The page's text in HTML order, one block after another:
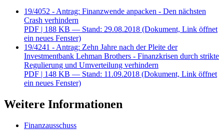
19/4052 - Antrag: Finanzwende anpacken - Den nächsten
Crash verhindern
PDF | 188 KB — Stand: 29.08.2018 (Dokument, Link öffnet
ein neues Fenster)
19/4241 - Antrag: Zehn Jahre nach der Pleite der
Investmentbank Lehman Brothers - Finanzkrisen durch strikte
Regulierung und Umverteilung verhindern
PDF | 148 KB — Stand: 11.09.2018 (Dokument, Link öffnet
ein neues Fenster)
Weitere Informationen
Finanzausschuss